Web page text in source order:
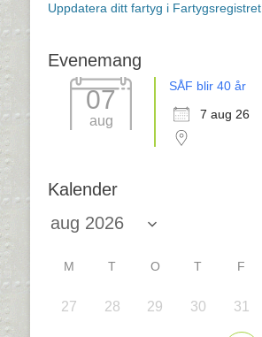
Uppdatera ditt fartyg i Fartygsregistret
Evenemang
07
aug
SÅF blir 40 år
7 aug 26
Kalender
M T O T F
27 28 29 30 31